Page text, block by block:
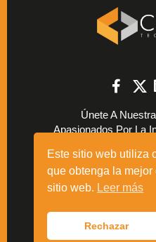
Únete A
Apasionados Por La
Tecnológicas,
Con Nosotros En
Suscríbete Para
Este sitio web utiliza
que obtenga la
sitio web. Leer más
Rechazar